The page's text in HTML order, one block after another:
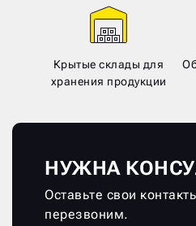
Крытые склады для
хранения продукции
НУЖНА
Оставьте свои
перезвоним.